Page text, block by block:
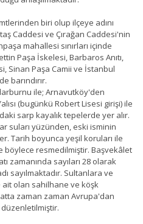
biri olup ilçeye adını
Caddesi ve Çırağan Caddesi'nin
mahallesi sınırları içinde
Paşa İskelesi, Barbaros Anıtı,
Sinan Paşa Camii ve İstanbul
barındırır.
ile; Arnavutköy'den
(bugünkü Robert Lisesi girişi) ile
sarp kayalık tepelerde yer alır.
suları yüzünden, eski isminin
Tarih boyunca yeşil koruları ile
böylece resmedilmiştir. Başvekâlet
zamanında sayıları 28 olarak
sayılmaktadır. Sultanlara ve
olan sahilhane ve köşk
zaman zaman Avrupa'dan